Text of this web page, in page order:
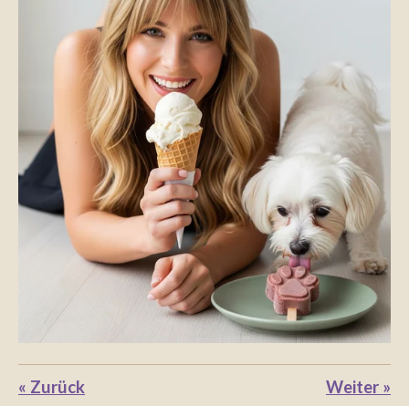
« Zurück Weiter »